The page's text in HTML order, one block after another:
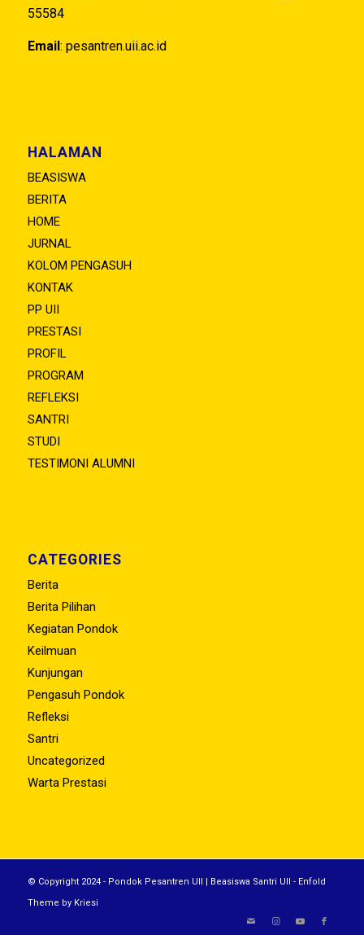
55584
Email: pesantren.uii.ac.id
HALAMAN
BEASISWA
BERITA
HOME
JURNAL
KOLOM PENGASUH
KONTAK
PP UII
PRESTASI
PROFIL
PROGRAM
REFLEKSI
SANTRI
STUDI
TESTIMONI ALUMNI
CATEGORIES
Berita
Berita Pilihan
Kegiatan Pondok
Keilmuan
Kunjungan
Pengasuh Pondok
Refleksi
Santri
Uncategorized
Warta Prestasi
© Copyright 2024 - Pondok Pesantren UII | Beasiswa Santri UII - Enfold
Theme by Kriesi